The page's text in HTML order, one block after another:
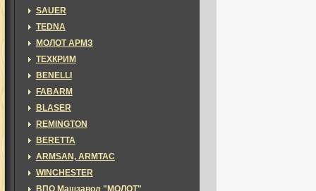
SAUER
TEDNA
МОЛОТ АРМЗ
ТЕХКРИМ
BENELLI
FABARM
BLASER
REMINGTON
BERETTA
ARMSAN, ARMTAC
WINCHESTER
ВПО Машзавод "МОЛОТ"